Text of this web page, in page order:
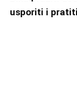
usporiti i